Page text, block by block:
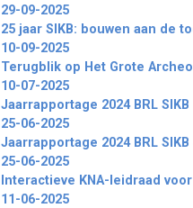
29-09-2025
25 jaar SIKB: bouwen aan de
10-09-2025
Terugblik op Het Grote
10-07-2025
Jaarrapportage 2024 BRL
25-06-2025
Jaarrapportage 2024 BRL
25-06-2025
Interactieve KNA-leidraad
11-06-2025